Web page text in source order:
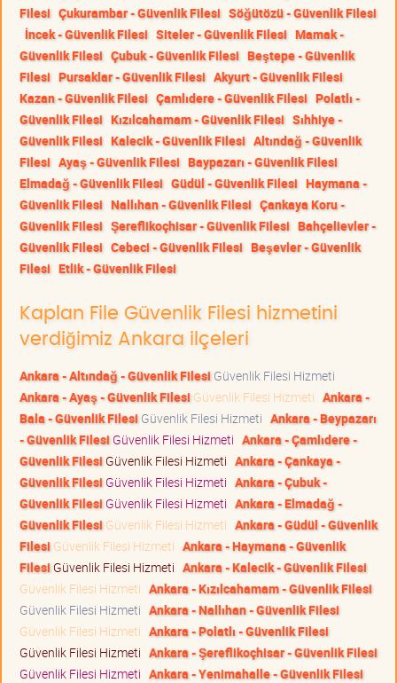
Filesi Çukurambar - Güvenlik Filesi Söğütözü - Güvenlik Filesi
İncek - Güvenlik Filesi Siteler - Güvenlik Filesi Mamak -
Güvenlik Filesi Çubuk - Güvenlik Filesi Beştepe - Güvenlik
Filesi Pursaklar - Güvenlik Filesi Akyurt - Güvenlik Filesi
Kazan - Güvenlik Filesi Çamlıdere - Güvenlik Filesi Polatlı -
Güvenlik Filesi Kızılcahamam - Güvenlik Filesi Sıhhiye -
Güvenlik Filesi Kalecik - Güvenlik Filesi Altındağ - Güvenlik
Filesi Ayaş - Güvenlik Filesi Baypazarı - Güvenlik Filesi
Elmadağ - Güvenlik Filesi Güdül - Güvenlik Filesi Haymana -
Güvenlik Filesi Nallıhan - Güvenlik Filesi Çankaya Koru -
Güvenlik Filesi Şereflikoçhisar - Güvenlik Filesi Bahçelievler -
Güvenlik Filesi Cebeci - Güvenlik Filesi Beşevler - Güvenlik
Filesi Etlik - Güvenlik Filesi
Kaplan File Güvenlik Filesi hizmetini
verdiğimiz Ankara ilçeleri
Ankara - Altındağ - Güvenlik Filesi Güvenlik Filesi Hizmeti
Ankara - Ayaş - Güvenlik Filesi Güvenlik Filesi Hizmeti Ankara -
Bala - Güvenlik Filesi Güvenlik Filesi Hizmeti Ankara - Beypazarı
- Güvenlik Filesi Güvenlik Filesi Hizmeti Ankara - Çamlıdere -
Güvenlik Filesi Güvenlik Filesi Hizmeti Ankara - Çankaya -
Güvenlik Filesi Güvenlik Filesi Hizmeti Ankara - Çubuk -
Güvenlik Filesi Güvenlik Filesi Hizmeti Ankara - Elmadağ -
Güvenlik Filesi Güvenlik Filesi Hizmeti Ankara - Güdül - Güvenlik
Filesi Güvenlik Filesi Hizmeti Ankara - Haymana - Güvenlik
Filesi Güvenlik Filesi Hizmeti Ankara - Kalecik - Güvenlik Filesi
Güvenlik Filesi Hizmeti Ankara - Kızılcahamam - Güvenlik Filesi
Güvenlik Filesi Hizmeti Ankara - Nallıhan - Güvenlik Filesi
Güvenlik Filesi Hizmeti Ankara - Polatlı - Güvenlik Filesi
Güvenlik Filesi Hizmeti Ankara - Şereflikoçhisar - Güvenlik Filesi
Güvenlik Filesi Hizmeti Ankara - Yenimahalle - Güvenlik Filesi